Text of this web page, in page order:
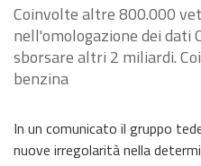
Coinvolte altre 800.000
nell'omologazione dei dati
sborsare altri 2 miliardi.
benzina
In un comunicato il gruppo
nuove irregolarità nella